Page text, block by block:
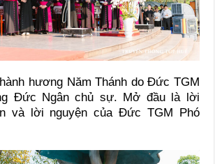
hương Năm Thánh do Đức TGM
Đức Ngân chủ sự. Mở đầu là lời
và lời nguyện của Đức TGM Phó